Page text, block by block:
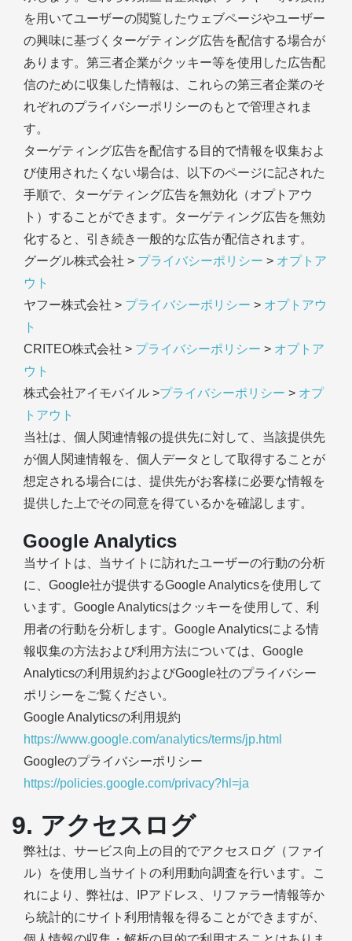
を用いてユーザーの閲覧したウェブページやユーザー
の興味に基づくターゲティング広告を配信する場合が
あります。第三者企業がクッキー等を使用した広告配
信のために収集した情報は、これらの第三者企業のそ
れぞれのプライバシーポリシーのもとで管理されま
す。
ターゲティング広告を配信する目的で情報を収集およ
び使用されたくない場合は、以下のページに記された
手順で、ターゲティング広告を無効化（オプトアウ
ト）することができます。ターゲティング広告を無効
化すると、引き続き一般的な広告が配信されます。
グーグル株式会社 > プライバシーポリシー > オプトア
ウト
ヤフー株式会社 > プライバシーポリシー > オプトアウ
ト
CRITEO株式会社 > プライバシーポリシー > オプトア
ウト
株式会社アイモバイル >プライバシーポリシー > オプ
トアウト
当社は、個人関連情報の提供先に対して、当該提供先
が個人関連情報を、個人データとして取得することが
想定される場合には、提供先がお客様に必要な情報を
提供した上でその同意を得ているかを確認します。
Google Analytics
当サイトは、当サイトに訪れたユーザーの行動の分析
に、Google社が提供するGoogle Analyticsを使用して
います。Google Analyticsはクッキーを使用して、利
用者の行動を分析します。Google Analyticsによる情
報収集の方法および利用方法については、Google
Analyticsの利用規約およびGoogle社のプライバシー
ポリシーをご覧ください。
Google Analyticsの利用規約
https://www.google.com/analytics/terms/jp.html
Googleのプライバシーポリシー
https://policies.google.com/privacy?hl=ja
9. アクセスログ
弊社は、サービス向上の目的でアクセスログ（ファイ
ル）を使用し当サイトの利用動向調査を行います。こ
れにより、弊社は、IPアドレス、リファラー情報等か
ら統計的にサイト利用情報を得ることができますが、